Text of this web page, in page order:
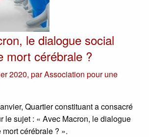
le dialogue social
mort cérébrale ?
2020, parAssociation pour une
Quartier constituant a consacré
le sujet : « Avec Macron, le dialogue
cérébrale ? ».